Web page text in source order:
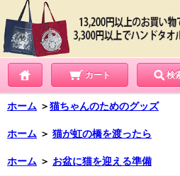
カート 検
ホーム ＞猫ちゃんのためのグッズ
ホーム ＞ 猫が虹の橋を渡ったら
ホーム ＞ お盆に猫を迎える準備